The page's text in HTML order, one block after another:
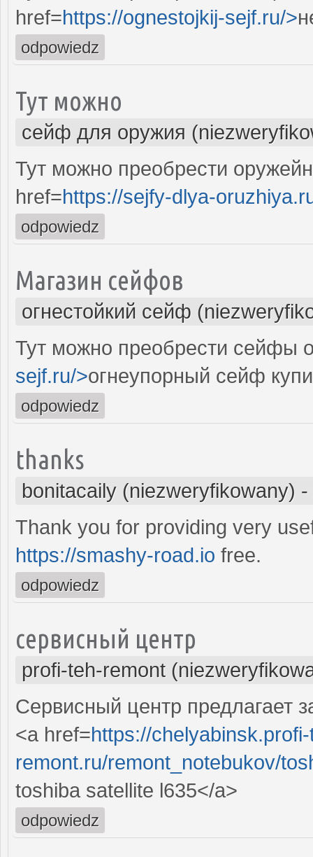
href=https://ognestojkij-sejf.ru/>
odpowiedz
Тут можно
сейф для оружия
Тут можно преобрести
href=https://sejfy-dlya-
odpowiedz
Магазин сейфов
огнестойкий сейф
Тут можно преобрести сейфы
sejf.ru/>огнеупорный сейф
odpowiedz
thanks
bonitacaily (niezweryfikowany) -
Thank you for providing very
https://smashy-road.io free.
odpowiedz
сервисный центр
profi-teh-remont
Сервисный центр предлагает
<a href=https://
remont.ru/remont_notebukov/
toshiba satellite l635</a>
odpowiedz